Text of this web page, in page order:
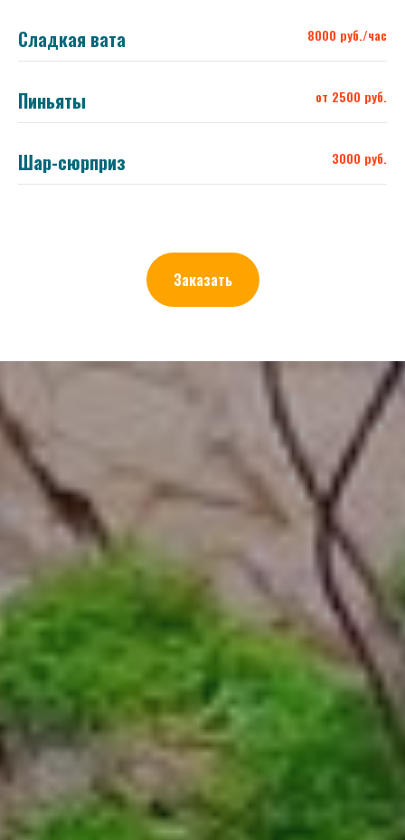
Сладкая вата 8000 руб./час
Пиньяты от 2500 руб.
Шар-сюрприз 3000 руб.
Заказать